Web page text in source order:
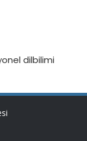
dilbilimi